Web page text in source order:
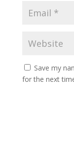
Save my
for the next